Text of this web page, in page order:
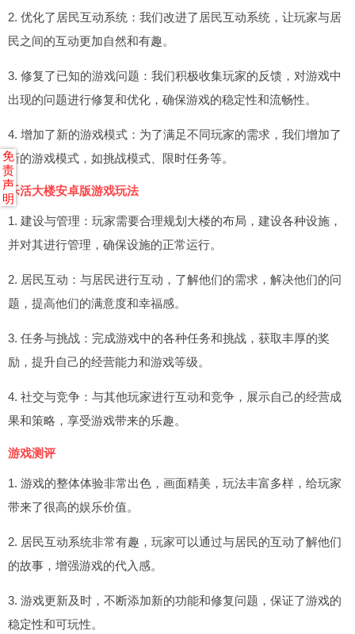
2. 优化了居民互动系统：我们改进了居民互动系统，让玩家与居
民之间的互动更加自然和有趣。
3. 修复了已知的游戏问题：我们积极收集玩家的反馈，对游戏中
出现的问题进行修复和优化，确保游戏的稳定性和流畅性。
4. 增加了新的游戏模式：为了满足不同玩家的需求，我们增加了
新的游戏模式，如挑战模式、限时任务等。
乐活大楼安卓版游戏玩法
1. 建设与管理：玩家需要合理规划大楼的布局，建设各种设施，
并对其进行管理，确保设施的正常运行。
2. 居民互动：与居民进行互动，了解他们的需求，解决他们的问
题，提高他们的满意度和幸福感。
3. 任务与挑战：完成游戏中的各种任务和挑战，获取丰厚的奖
励，提升自己的经营能力和游戏等级。
4. 社交与竞争：与其他玩家进行互动和竞争，展示自己的经营成
果和策略，享受游戏带来的乐趣。
游戏测评
1. 游戏的整体体验非常出色，画面精美，玩法丰富多样，给玩家
带来了很高的娱乐价值。
2. 居民互动系统非常有趣，玩家可以通过与居民的互动了解他们
的故事，增强游戏的代入感。
3. 游戏更新及时，不断添加新的功能和修复问题，保证了游戏的
稳定性和可玩性。
免
责
声
明